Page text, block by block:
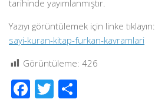
tarihinde yayımlanmıştır.
Yazıyı görüntülemek için linke tıklayın:
sayi-kuran-kitap-furkan-kavramlari
Görüntüleme: 426
Facebook
Twitter